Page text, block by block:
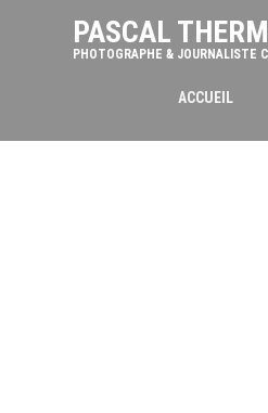
PASCAL
PHOTOGRAPHE & JOURNALISTE
ACCUEIL